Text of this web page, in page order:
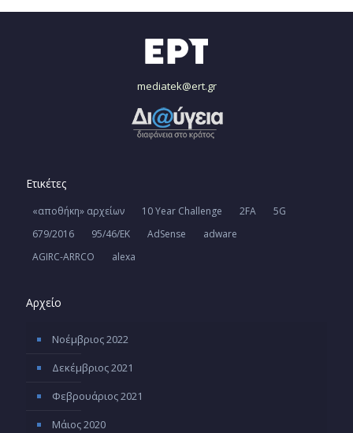
mediatek@ert.gr
Ετικέτες
«αποθήκη» αρχείων 10 Year Challenge 2FA
5G
679/2016
95/46/ΕΚ AdSense
adware
AGIRC-ARRCO
alexa
Αρχείο
Νοέμβριος 2022
Δεκέμβριος 2021
Φεβρουάριος 2021
Μάιος 2020